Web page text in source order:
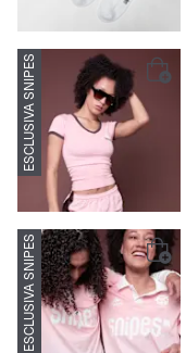
ESCLUSIVA SNIPES
ESCLUSIVA SNIPES -45%